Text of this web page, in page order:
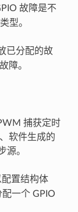
故障是不
型。
已分配的故
障。
捕获定时
软件生成的
源。
置结构体
一个 GPIO